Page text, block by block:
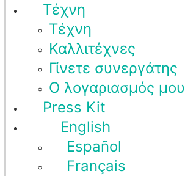
Τέχνη
Τέχνη
Καλλιτέχνες
Γίνετε συνεργάτης
Ο λογαριασμός μου
Press Kit
English
Español
Français